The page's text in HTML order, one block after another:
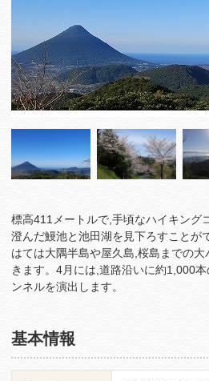
標高411メートルで,手頃なハイキング
澄んだ鰻池と池田湖を見下ろすことが
はては大隅半島や屋久島,桜島までの
きます。4月には,道路沿いに約1,000
ンネルを演出します。
基本情報